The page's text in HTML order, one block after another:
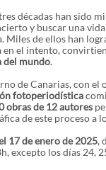
décadas han sido
y buscar una
Miles de ellos han
el intento,
del mundo.
de Canarias, con el
fotoperiodística
obras de 12 autores
de este proceso a
17 de enero de 2025,
excepto los días 24,